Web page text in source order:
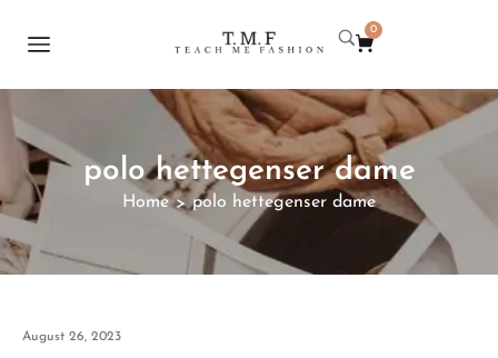
0
polo hettegenser dame
Home > polo hettegenser dame
August 26, 2023